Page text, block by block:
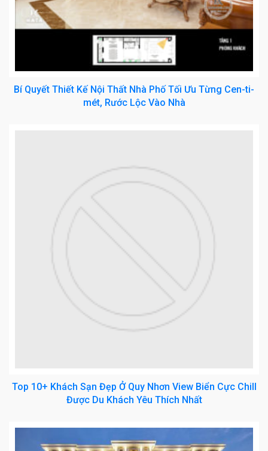
Bí Quyết Thiết Kế Nội Thất Nhà Phố Tối Ưu Từng Cen-ti-
mét, Rước Lộc Vào Nhà
Top 10+ Khách Sạn Đẹp Ở Quy Nhơn View Biển Cực Chill
Được Du Khách Yêu Thích Nhất